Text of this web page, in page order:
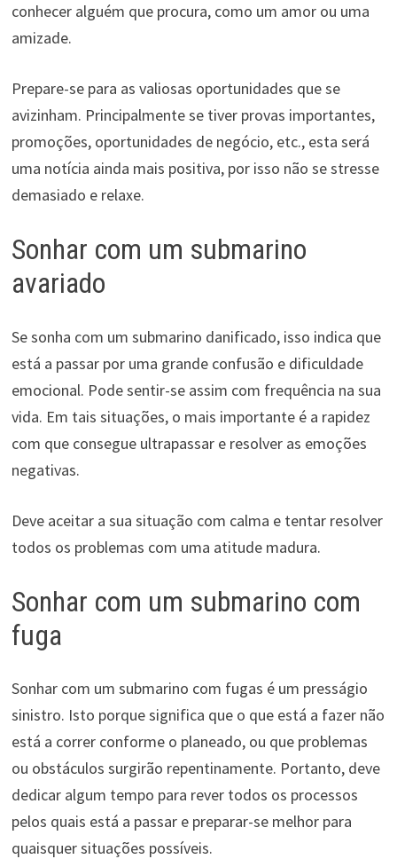
conhecer alguém que procura, como um amor ou uma
amizade.
Prepare-se para as valiosas oportunidades que se
avizinham. Principalmente se tiver provas importantes,
promoções, oportunidades de negócio, etc., esta será
uma notícia ainda mais positiva, por isso não se stresse
demasiado e relaxe.
Sonhar com um submarino
avariado
Se sonha com um submarino danificado, isso indica que
está a passar por uma grande confusão e dificuldade
emocional. Pode sentir-se assim com frequência na sua
vida. Em tais situações, o mais importante é a rapidez
com que consegue ultrapassar e resolver as emoções
negativas.
Deve aceitar a sua situação com calma e tentar resolver
todos os problemas com uma atitude madura.
Sonhar com um submarino com
fuga
Sonhar com um submarino com fugas é um presságio
sinistro. Isto porque significa que o que está a fazer não
está a correr conforme o planeado, ou que problemas
ou obstáculos surgirão repentinamente. Portanto, deve
dedicar algum tempo para rever todos os processos
pelos quais está a passar e preparar-se melhor para
quaisquer situações possíveis.